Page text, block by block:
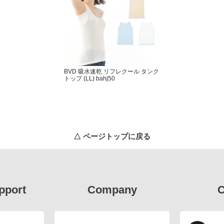
BVD 吸水速乾 リフレクール タンク
トップ (LL) bahj50
△ ページトップに戻る
Company